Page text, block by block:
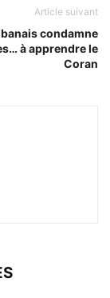
Article suivant
condamne
à apprendre le
Coran